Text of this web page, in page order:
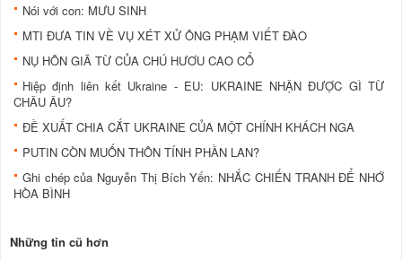
Nói với con: MƯU SINH
MTI ĐƯA TIN VỀ VỤ XÉT XỬ ÔNG PHẠM VIẾT ĐÀO
NỤ HÔN GIÃ TỪ CỦA CHÚ HƯƠU CAO CỔ
Hiệp định liên kết Ukraine - EU: UKRAINE NHẬN ĐƯỢC GÌ TỪ
CHÂU ÂU?
ĐỀ XUẤT CHIA CẮT UKRAINE CỦA MỘT CHÍNH KHÁCH NGA
PUTIN CÒN MUỐN THÔN TÍNH PHẦN LAN?
Ghi chép của Nguyễn Thị Bích Yến: NHẮC CHIẾN TRANH ĐỂ NHỚ
HÒA BÌNH
Những tin cũ hơn